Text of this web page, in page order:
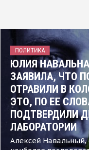
ПОЛИТИКА
ЮЛИЯ
ЗАЯВИЛА, ЧТО
ОТРАВИЛИ В
ЭТО, ПО ЕЕ
ПОДТВЕРДИЛИ
ЛАБОРАТОРИИ
Алексей Навальный,